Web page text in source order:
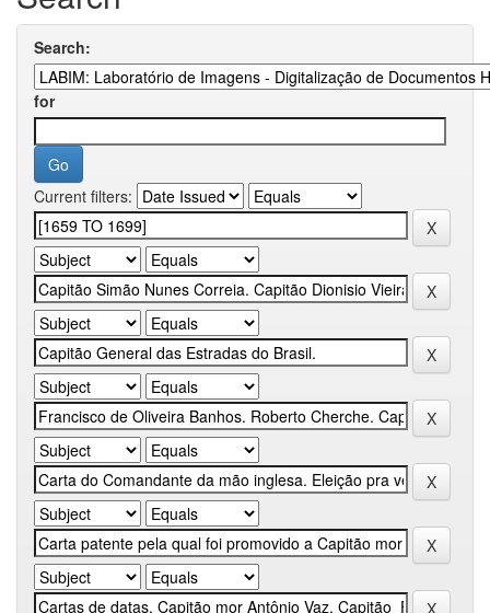
Search:
for
Current filters: